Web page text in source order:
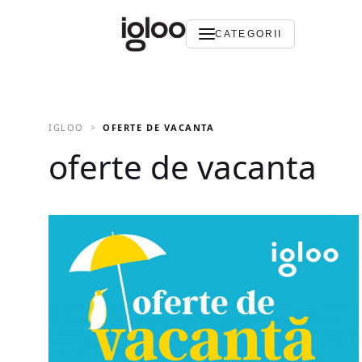
CATEGORII
IGLOO OFERTE DE VACANTA
oferte de vacanta